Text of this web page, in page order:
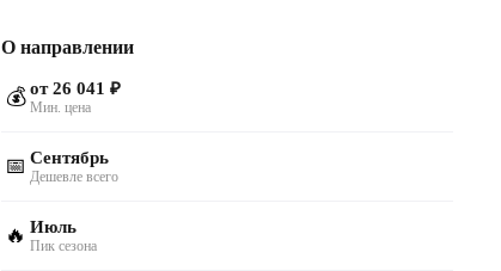
О направлении
💰 от 26 041 ₽
Мин. цена
📅 Сентябрь
Дешевле всего
🔥 Июль
Пик сезона